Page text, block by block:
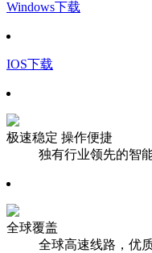
Windows下载
IOS下载
极速稳定 操作便捷
独有行业领先的智
全球覆盖
全球高速线路，优